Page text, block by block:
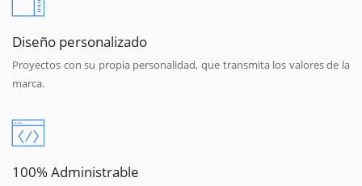
Diseño personalizado
Proyectos con su propia personalidad, que transmita los valores de la
marca.
100% Administrable